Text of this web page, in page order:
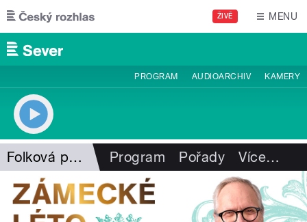
Přejít k hlavnímu obsahu
ŽIVĚ MENU
PROGRAM AUDIOARCHIV KAMERY
Folková pohlazení Program Pořady Více…